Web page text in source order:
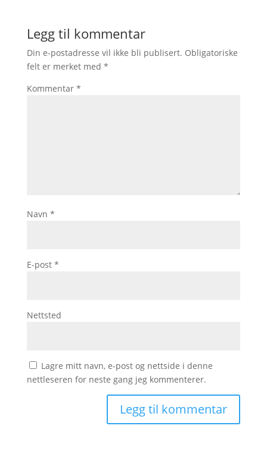
Legg til kommentar
Din e-postadresse vil ikke bli publisert. Obligatoriske
felt er merket med *
Kommentar *
Navn *
E-post *
Nettsted
Lagre mitt navn, e-post og nettside i denne
nettleseren for neste gang jeg kommenterer.